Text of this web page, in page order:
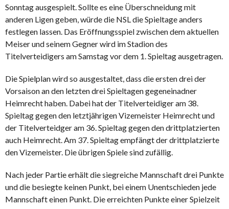
Sonntag ausgespielt. Sollte es eine Überschneidung mit
anderen Ligen geben, würde die NSL die Spieltage anders
festlegen lassen. Das Eröffnungsspiel zwischen dem aktuellen
Meiser und seinem Gegner wird im Stadion des
Titelverteidigers am Samstag vor dem 1. Spieltag ausgetragen.
Die Spielplan wird so ausgestaltet, dass die ersten drei der
Vorsaison an den letzten drei Spieltagen gegeneinadner
Heimrecht haben. Dabei hat der Titelverteidiger am 38.
Spieltag gegen den letztjährigen Vizemeister Heimrecht und
der Titelverteidger am 36. Spieltag gegen den drittplatzierten
auch Heimrecht. Am 37. Spieltag empfängt der drittplatzierte
den Vizemeister. Die übrigen Spiele sind zufällig.
Nach jeder Partie erhält die siegreiche Mannschaft drei Punkte
und die besiegte keinen Punkt, bei einem Unentschieden jede
Mannschaft einen Punkt. Die erreichten Punkte einer Spielzeit